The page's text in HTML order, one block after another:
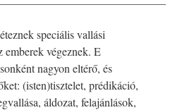
speciális vallási
emberek végeznek. E
nagyon eltérő, és
(isten)tisztelet, prédikáció,
áldozat, felajánlások,